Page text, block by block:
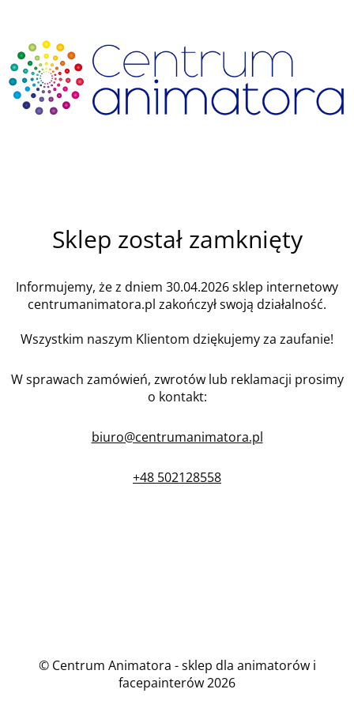
Sklep został zamknięty
Informujemy, że z dniem 30.04.2026 sklep internetowy
centrumanimatora.pl zakończył swoją działalność.
Wszystkim naszym Klientom dziękujemy za zaufanie!
W sprawach zamówień, zwrotów lub reklamacji prosimy
o kontakt:
biuro@centrumanimatora.pl
+48 502128558
© Centrum Animatora - sklep dla animatorów i
facepainterów 2026